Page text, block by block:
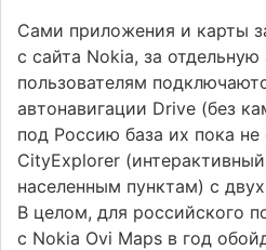
Сами приложения и карты
с сайта Nokia, за
пользователям
автонавигации Drive (без
под Россию база их пока не
CityExplorer
населенным пунктам) с
В целом, для российского
с Nokia Ovi Maps в год